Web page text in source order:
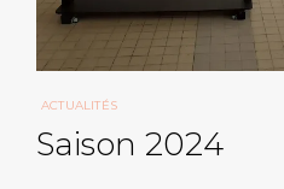
ACTUALITÉS
Saison 2024